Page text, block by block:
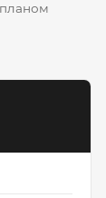
планом